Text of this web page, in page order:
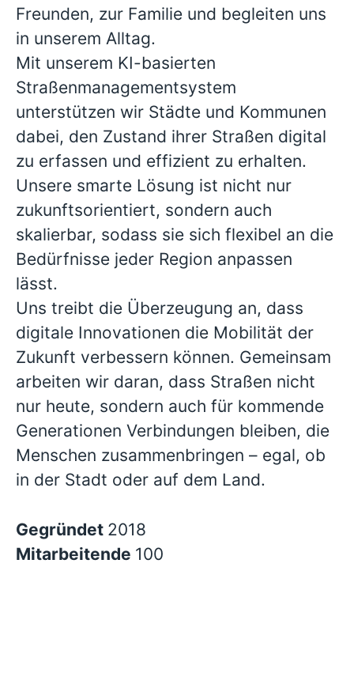
Freunden, zur Familie und begleiten uns
in unserem Alltag.
Mit unserem KI-basierten
Straßenmanagementsystem
unterstützen wir Städte und Kommunen
dabei, den Zustand ihrer Straßen digital
zu erfassen und effizient zu erhalten.
Unsere smarte Lösung ist nicht nur
zukunftsorientiert, sondern auch
skalierbar, sodass sie sich flexibel an die
Bedürfnisse jeder Region anpassen
lässt.
Uns treibt die Überzeugung an, dass
digitale Innovationen die Mobilität der
Zukunft verbessern können. Gemeinsam
arbeiten wir daran, dass Straßen nicht
nur heute, sondern auch für kommende
Generationen Verbindungen bleiben, die
Menschen zusammenbringen – egal, ob
in der Stadt oder auf dem Land.
Gegründet 2018
Mitarbeitende 100